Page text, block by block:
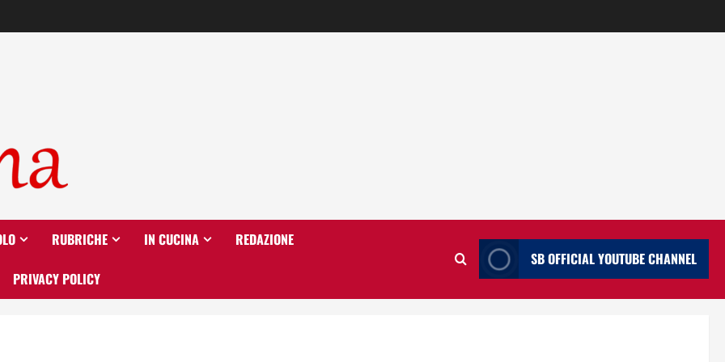
RUBRICHE IN CUCINA REDAZIONE
PRIVACY POLICY
SB OFFICIAL YOUTUBE CHANNEL